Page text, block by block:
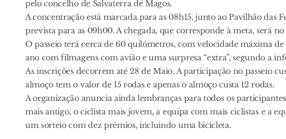
pelo concelho de Salvaterra de Magos.
A concentração está marcada para as 08h15, junto ao Pavilhão das
prevista para as 09h00. A chegada, que corresponde à meta, será
O passeio terá cerca de 60 quilómetros, com velocidade máxima
ano com filmagens com avião e uma surpresa “extra”, segundo a
As inscrições decorrem até 28 de Maio. A participação no passeio
almoço tem o valor de 15 rodas e apenas o almoço custa 12 rodas.
A organização anuncia ainda lembranças para todos os
mais antigo, o ciclista mais jovem, a equipa com mais ciclistas e a
um sorteio com dez prémios, incluindo uma bicicleta.